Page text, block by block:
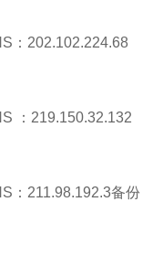
：202.102.224.68
：219.150.32.132
：211.98.192.3备份